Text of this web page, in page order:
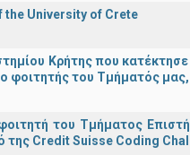
University of Crete
Κρήτης που
ο φοιτητής του Τμήματός
του Τμήματος
της Credit Suisse Coding